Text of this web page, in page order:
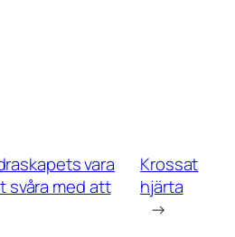
vara
svåra med att
Krossat
hjärta
→